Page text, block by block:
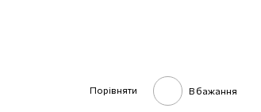
Порівняти В бажання